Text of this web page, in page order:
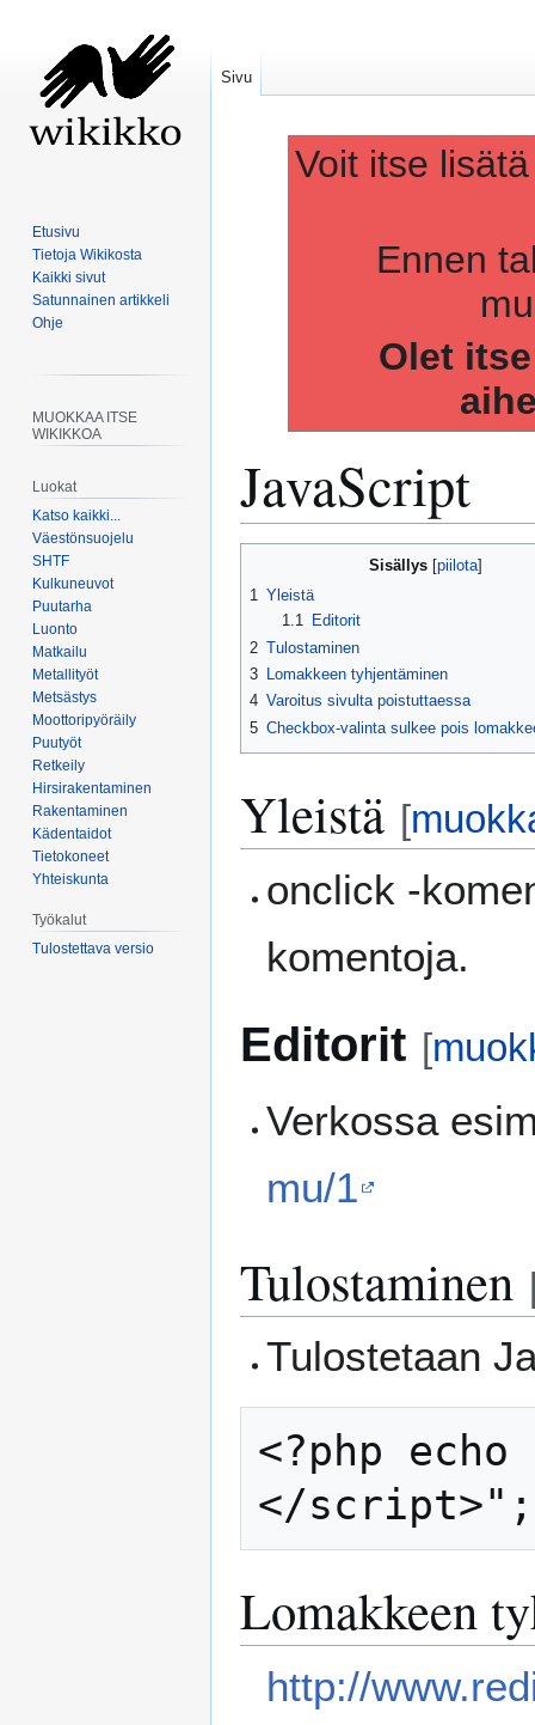
Voit itse
Ennen
Olet
JavaScript
Sisällys
1 Yleistä
1.1
Editorit
2 Tulostaminen
3
Lomakkeen tyhjentäminen
4 Varoitus sivulta poistuttaessa
5 Checkbox-valinta sulkee pois
Yleistä [
onclick -
komentoja.
Editorit [
Verkossa
mu/1
Tulostaminen
Tulostetaan
<?php
Lomakkeen
http://
Sivu
Etusivu
Tietoja Wikikosta
Kaikki sivut
Satunnainen artikkeli
Ohje
MUOKKAA ITSE
WIKIKKOA
Luokat
Katso kaikki...
Väestönsuojelu
SHTF
Kulkuneuvot
Puutarha
Luonto
Matkailu
Metallityöt
Metsästys
Moottoripyöräily
Puutyöt
Retkeily
Hirsirakentaminen
Rakentaminen
Kädentaidot
Tietokoneet
Yhteiskunta
Työkalut
Tulostettava versio